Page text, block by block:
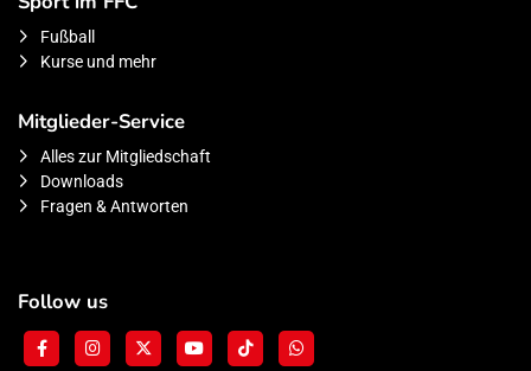
Fußball
Kurse und mehr
Mitglieder-Service
Alles zur Mitgliedschaft
Downloads
Fragen & Antworten
Follow us